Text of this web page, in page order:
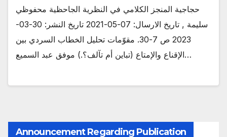
حجاجية المنجز الكلامي في النظرية الجاحظية محفوظي
سليمة , تاريخ الارسال: 07-05-2021 تاريخ النشر: 30-03-
2023 ص 7-30. مقوّمات تحليل الخطاب السردي بين
الإقناع والإمتاع (تباين أم تآلف؟.) موفق عبد السميع…
Announcement Regarding Publication